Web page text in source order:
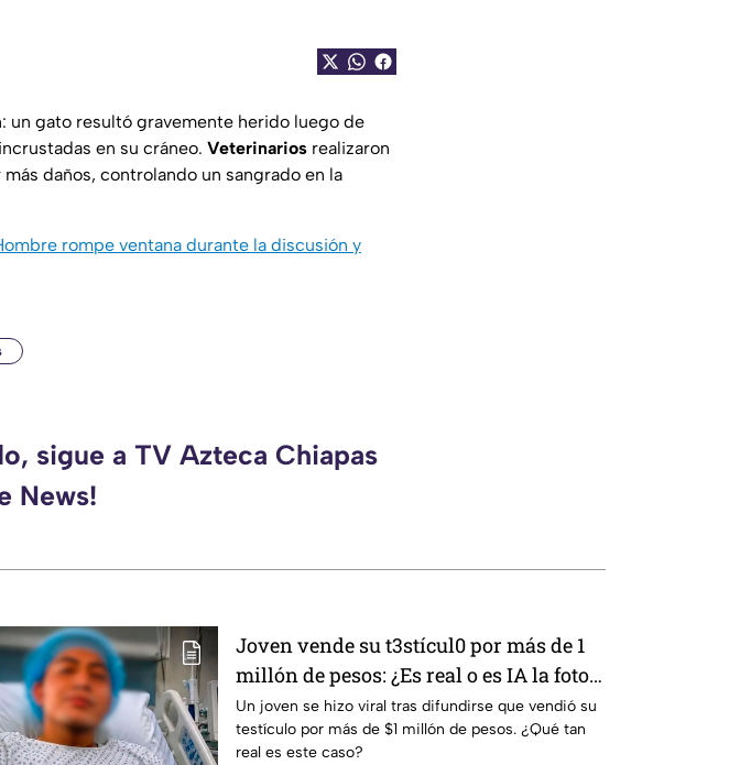
un gato resultó gravemente herido luego de
en su cráneo. Veterinarios realizaron
daños, controlando un sangrado en la
rompe ventana durante la discusión y
sigue a TV Azteca Chiapas
News!
Joven vende su t3stícul0 por más de 1
millón de pesos: ¿Es real o es IA la foto
en redes sociales?
Un joven se hizo viral tras difundirse que vendió su
testículo por más de $1 millón de pesos. ¿Qué tan
real es este caso?